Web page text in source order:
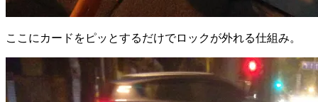
ここにカードをピッとするだけでロックが外れる仕組み。